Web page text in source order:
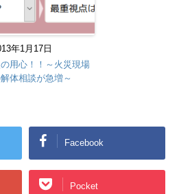
年1月17日
用心！！～火災現場
体相談が急増～
Facebook
Pocket